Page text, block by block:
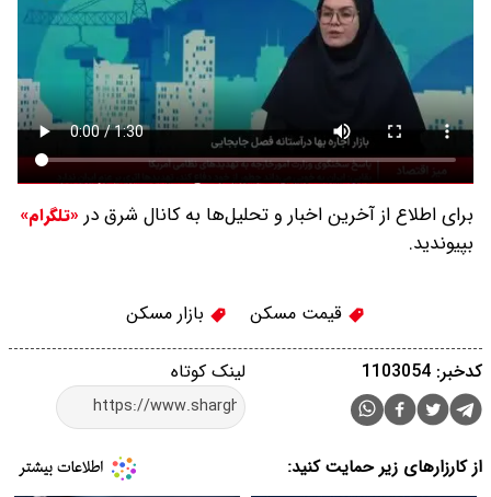
برای اطلاع از آخرین اخبار و تحلیل‌ها به کانال شرق در «تلگرام»
بپیوندید.
قیمت مسکن بازار مسکن
لینک کوتاه کدخبر: 1103054
از کارزارهای زیر حمایت کنید: